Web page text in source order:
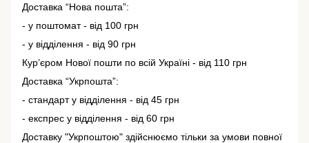
Доставка “Нова пошта”:
- у поштомат - від 100 грн
- у відділення - від 90 грн
Кур’єром Нової пошти по всій Україні - від 110 грн
Доставка “Укрпошта”:
- стандарт у відділення - від 45 грн
- експрес у відділення - від 60 грн
Доставку "Укрпоштою" здійснюємо тільки за умови повної